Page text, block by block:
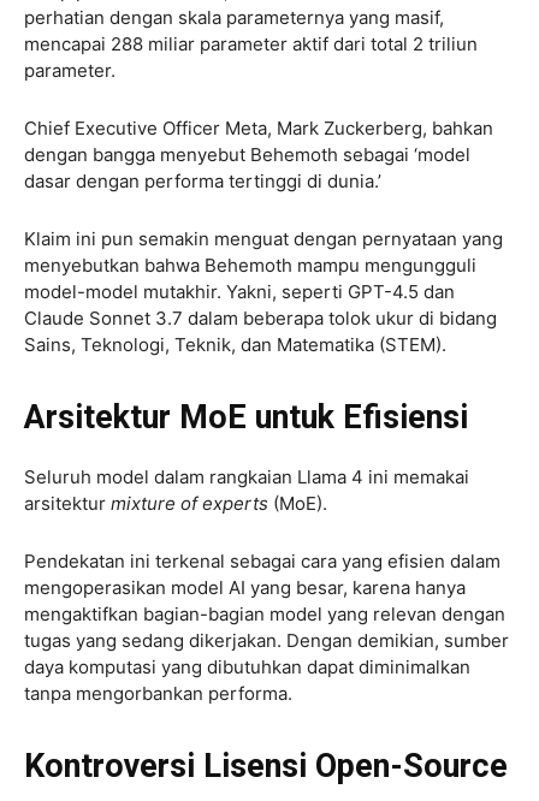
perhatian dengan skala parameternya yang masif,
mencapai 288 miliar parameter aktif dari total 2 triliun
parameter.
Chief Executive Officer Meta, Mark Zuckerberg, bahkan
dengan bangga menyebut Behemoth sebagai ‘model
dasar dengan performa tertinggi di dunia.’
Klaim ini pun semakin menguat dengan pernyataan yang
menyebutkan bahwa Behemoth mampu mengungguli
model-model mutakhir. Yakni, seperti GPT-4.5 dan
Claude Sonnet 3.7 dalam beberapa tolok ukur di bidang
Sains, Teknologi, Teknik, dan Matematika (STEM).
Arsitektur MoE untuk Efisiensi
Seluruh model dalam rangkaian Llama 4 ini memakai
arsitektur mixture of experts (MoE).
Pendekatan ini terkenal sebagai cara yang efisien dalam
mengoperasikan model AI yang besar, karena hanya
mengaktifkan bagian-bagian model yang relevan dengan
tugas yang sedang dikerjakan. Dengan demikian, sumber
daya komputasi yang dibutuhkan dapat diminimalkan
tanpa mengorbankan performa.
Kontroversi Lisensi Open-Source